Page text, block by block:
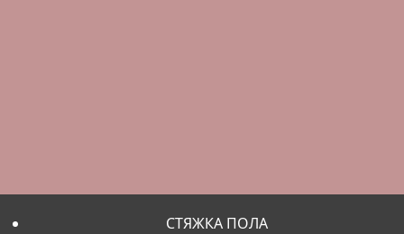
СТЯЖКА ПОЛА